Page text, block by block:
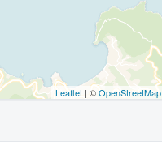
Leaflet | ©OpenStreetMap